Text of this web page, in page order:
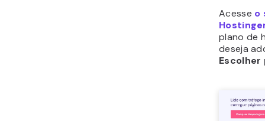
Acesse o
plano de
deseja
Escolher